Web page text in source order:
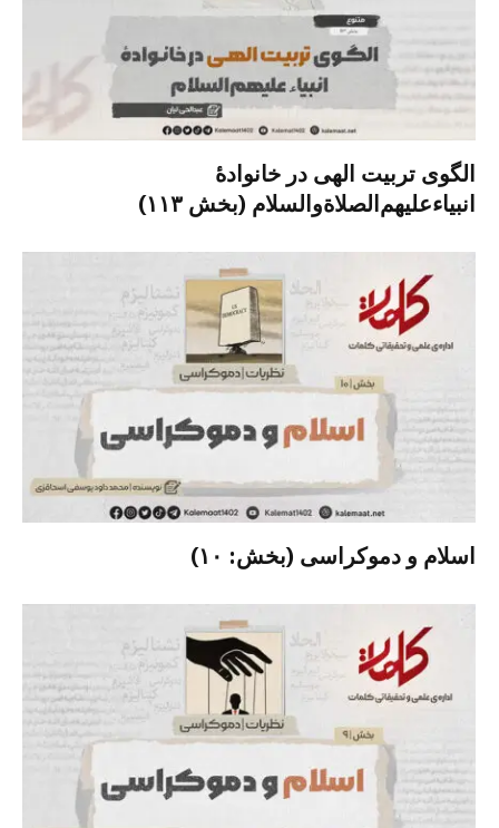
الگوی تربیت الهی در خانوادۀ
انبیاءعلیهم‌الصلاةو‌السلام (بخش ۱۱۳)
اسلام و دموکراسی (بخش: ۱۰)